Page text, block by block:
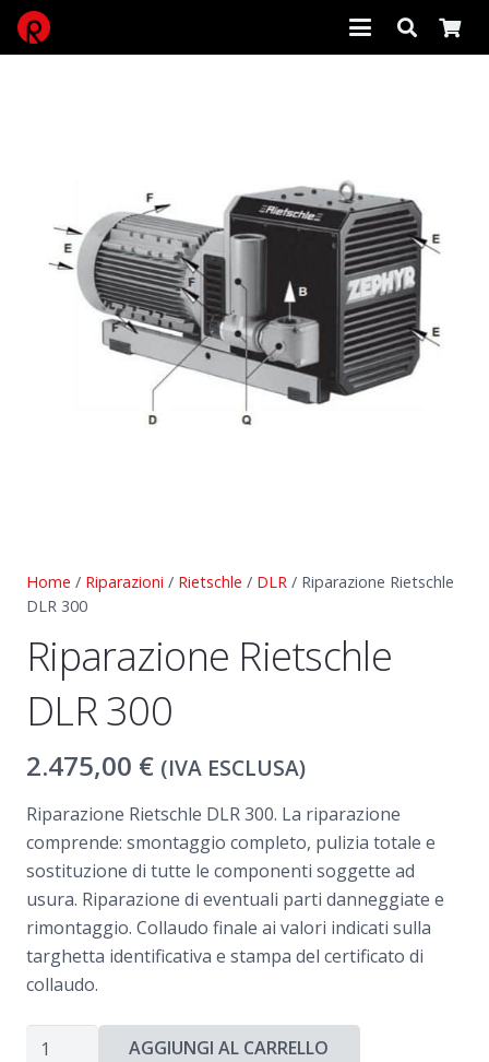
Home / Riparazioni / Rietschle / DLR / Riparazione Rietschle
DLR 300
Riparazione Rietschle
DLR 300
2.475,00 € (IVA ESCLUSA)
Riparazione Rietschle DLR 300. La riparazione
comprende: smontaggio completo, pulizia totale e
sostituzione di tutte le componenti soggette ad
usura. Riparazione di eventuali parti danneggiate e
rimontaggio. Collaudo finale ai valori indicati sulla
targhetta identificativa e stampa del certificato di
collaudo.
Riparazione
AGGIUNGI AL CARRELLO